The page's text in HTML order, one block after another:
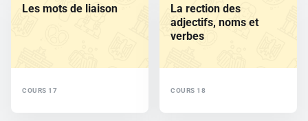
Les mots de liaison
COURS 17
La rection des
adjectifs, noms et
verbes
COURS 18